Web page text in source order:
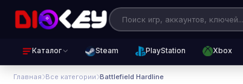
Каталог Steam PlayStation Xbox
Главная Все категории Battlefield Hardline